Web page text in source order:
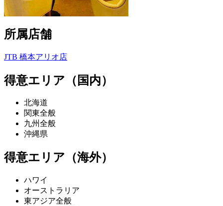
所属店舗
JTB 橋本アリオ店
得意エリア（国内）
北海道
関東全般
九州全般
沖縄県
得意エリア（海外）
ハワイ
オーストラリア
東アジア全般